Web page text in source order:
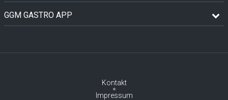
GGM GASTRO APP
Kontakt
Impressum